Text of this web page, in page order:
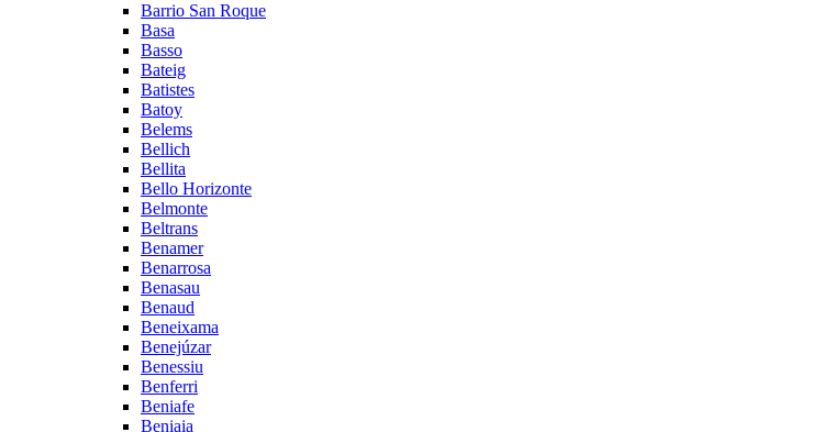
Barrio San Roque
Basa
Basso
Bateig
Batistes
Batoy
Belems
Bellich
Bellita
Bello Horizonte
Belmonte
Beltrans
Benamer
Benarrosa
Benasau
Benaud
Beneixama
Benejúzar
Benessiu
Benferri
Beniafe
Beniaia